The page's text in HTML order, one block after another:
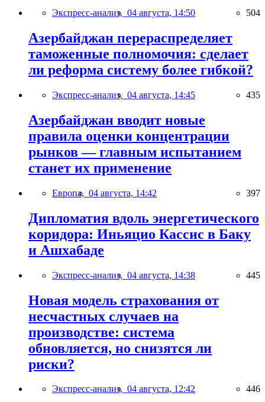
Экспресс-анализ, 04 августа, 14:50 504
Азербайджан перераспределяет
таможенные полномочия: сделает
ли реформа систему более гибкой?
Экспресс-анализ, 04 августа, 14:45 435
Азербайджан вводит новые
правила оценки концентрации
рынков — главным испытанием
станет их применение
Европа, 04 августа, 14:42 397
Дипломатия вдоль энергетического
коридора: Иньяцио Кассис в Баку
и Ашхабаде
Экспресс-анализ, 04 августа, 14:38 445
Новая модель страхования от
несчастных случаев на
производстве: система
обновляется, но снизятся ли
риски?
Экспресс-анализ, 04 августа, 12:42 446